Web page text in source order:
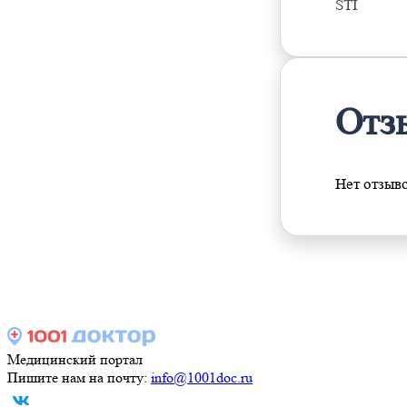
STI
Нет
Медицинский портал
Пишите нам на почту: info@1001doc.ru